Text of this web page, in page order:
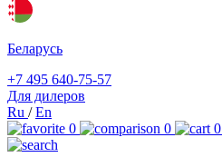
Беларусь
+7 495 640-75-57
Для дилеров
Ru /En
0
0 0